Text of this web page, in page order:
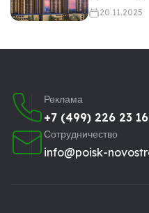
20.11.2025
Реклама
+7 (499) 226 23 16
Сотрудничество
info@poisk-